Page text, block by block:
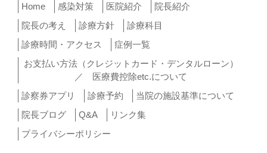
Home 感染対策 医院紹介
院長紹介
院長の考え
診療方針
診療科目
診療時間・アクセス
症例一覧
お支払い方法（クレジットカード・デンタルローン）
／ 医療費控除etc.について
診察券アプリ
診療予約
当院の施設基準について
院長ブログ
Q&A
リンク集
プライバシーポリシー